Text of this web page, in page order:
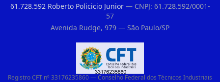
61.728.592 Roberto Policicio Junior— CNPJ: 61.728.592/0001-
57
Avenida Rudge, 979 — São Paulo/SP
Registro CFT nº 33176235860 — Conselho Federal dos Técnicos Industriais